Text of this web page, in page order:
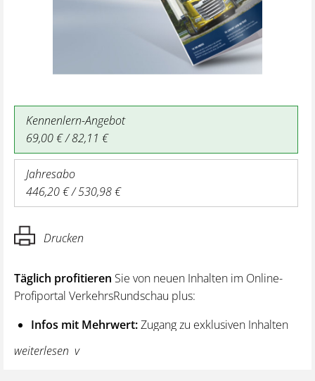
Kennenlern-Angebot
69,00 € / 82,11 €
Jahresabo
446,20 € / 530,98 €
Drucken
Täglich profitieren Sie von neuen Inhalten im Online-
Profiportal VerkehrsRundschau plus:
Infos mit Mehrwert:Zugang zu exklusiven Inhalten
und Hintergrundwissen – von aktuellen Regelungen
wie z. B. bei den Lenk- und Ruhezeiten,
weiterlesen